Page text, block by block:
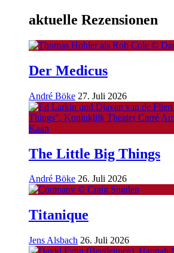
aktuelle Rezensionen
Der Medicus
André Böke 27. Juli 2026
The Little Big Things
André Böke 26. Juli 2026
Titanique
Jens Alsbach 26. Juli 2026